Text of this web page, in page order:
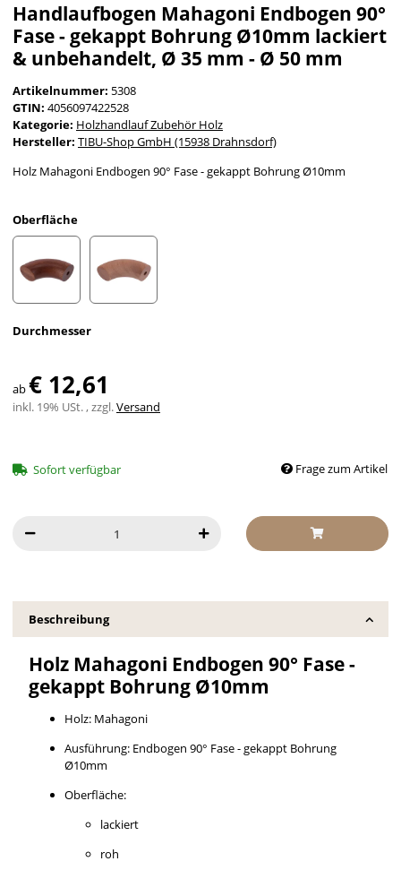
Handlaufbogen Mahagoni Endbogen 90°
Fase - gekappt Bohrung Ø10mm lackiert
& unbehandelt, Ø 35 mm - Ø 50 mm
Artikelnummer: 5308
GTIN: 4056097422528
Kategorie: Holzhandlauf Zubehör Holz
Hersteller: TIBU-Shop GmbH (15938 Drahnsdorf)
Holz Mahagoni Endbogen 90° Fase - gekappt Bohrung Ø10mm
Oberfläche
Durchmesser
ab€ 12,61
inkl. 19% USt. , zzgl.Versand
Sofort verfügbar Frage zum Artikel
Beschreibung
Holz Mahagoni Endbogen 90° Fase -
gekappt Bohrung Ø10mm
Holz: Mahagoni
Ausführung: Endbogen 90° Fase - gekappt Bohrung
Ø10mm
Oberfläche:
lackiert
roh